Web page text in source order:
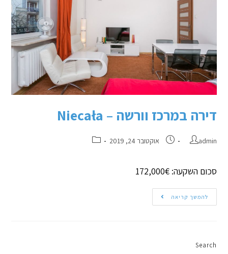
דירה במרכז וורשה – Niecała
admin אוקטובר 24, 2019
סכום השקעה: 172,000€
להמשך קריאה
Search